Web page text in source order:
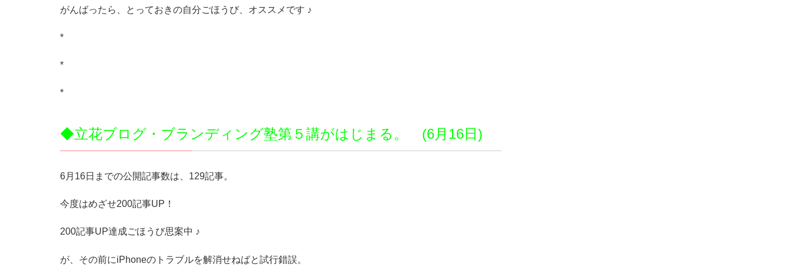
がんばったら、とっておきの自分ごほうび、オススメです ♪
*
*
*
◆立花ブログ・ブランディング塾第５講がはじまる。 (6月16日)
6月16日までの公開記事数は、129記事。
今度はめざせ200記事UP！
200記事UP達成ごほうび思案中 ♪
が、その前にiPhoneのトラブルを解消せねばと試行錯誤。